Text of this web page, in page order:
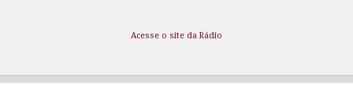
Acesse o site da Rádio